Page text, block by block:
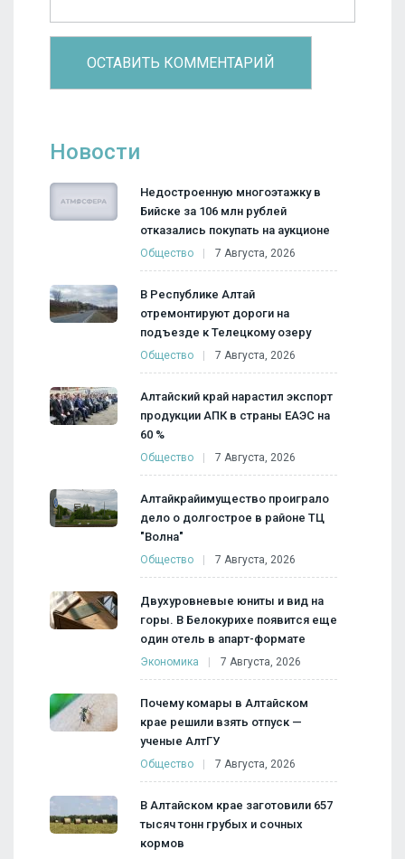
Новости
Недостроенную многоэтажку в
Бийске за 106 млн рублей
отказались покупать на аукционе
Общество 7 Августа, 2026
В Республике Алтай
отремонтируют дороги на
подъезде к Телецкому озеру
Общество 7 Августа, 2026
Алтайский край нарастил экспорт
продукции АПК в страны ЕАЭС на
60 %
Общество 7 Августа, 2026
Алтайкрайимущество проиграло
дело о долгострое в районе ТЦ
"Волна"
Общество 7 Августа, 2026
Двухуровневые юниты и вид на
горы. В Белокурихе появится еще
один отель в апарт-формате
Экономика 7 Августа, 2026
Почему комары в Алтайском
крае решили взять отпуск —
ученые АлтГУ
Общество 7 Августа, 2026
В Алтайском крае заготовили 657
тысяч тонн грубых и сочных
кормов